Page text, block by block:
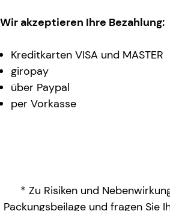
Wir akzeptieren Ihre Bezahlung:
Kreditkarten VISA und MASTER
giropay
über Paypal
per Vorkasse
* Zu Risiken und
Packungsbeilage und fragen Sie